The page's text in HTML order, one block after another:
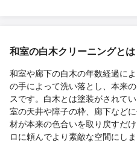
和室の白木クリーニングとは
和室や廊下の白木の年数経過に
の手によって洗い落とし、本来
スです。白木とは塗装がされて
室の天井や障子の枠、廊下など
材が本来の色合いを取り戻すだ
ロに頼んでより素敵な空間にしま